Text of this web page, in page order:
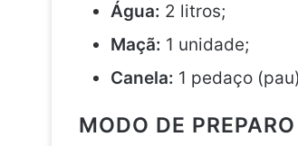
Água: 2 litros;
Maçã: 1 unidade;
Canela: 1 pedaço
MODO DE